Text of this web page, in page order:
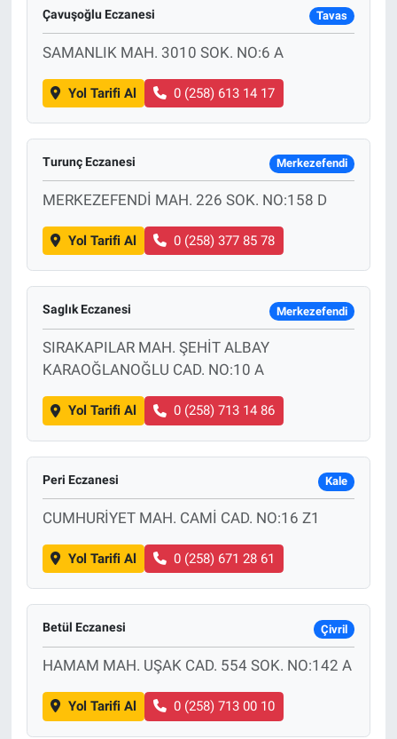
Çavuşoğlu Eczanesi Tavas
SAMANLIK MAH. 3010 SOK. NO:6 A
Yol Tarifi Al 0 (258) 613 14 17
Turunç Eczanesi Merkezefendi
MERKEZEFENDİ MAH. 226 SOK. NO:158 D
Yol Tarifi Al 0 (258) 377 85 78
Saglık Eczanesi Merkezefendi
SIRAKAPILAR MAH. ŞEHİT ALBAY
KARAOĞLANOĞLU CAD. NO:10 A
Yol Tarifi Al 0 (258) 713 14 86
Peri Eczanesi Kale
CUMHURİYET MAH. CAMİ CAD. NO:16 Z1
Yol Tarifi Al 0 (258) 671 28 61
Betül Eczanesi Çivril
HAMAM MAH. UŞAK CAD. 554 SOK. NO:142 A
Yol Tarifi Al 0 (258) 713 00 10